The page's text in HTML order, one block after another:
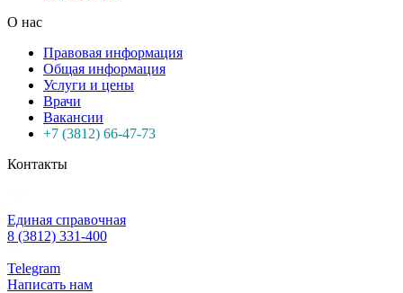
О нас
Правовая информация
Общая информация
Услуги и цены
Врачи
Вакансии
+7 (3812) 66-47-73
Контакты
Единая справочная
8 (3812) 331-400
Telegram
Написать нам